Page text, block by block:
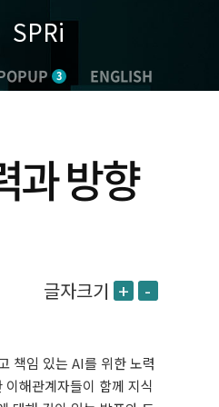
SPRi
3 ENGLISH
과 방향
글자크기 + -